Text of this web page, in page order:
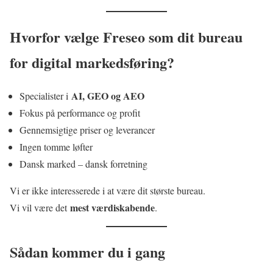
Hvorfor vælge Freseo som dit bureau
for digital markedsføring?
Specialister i AI, GEO og AEO
Fokus på performance og profit
Gennemsigtige priser og leverancer
Ingen tomme løfter
Dansk marked – dansk forretning
Vi er ikke interesserede i at være dit største bureau.
Vi vil være detmest værdiskabende.
Sådan kommer du i gang